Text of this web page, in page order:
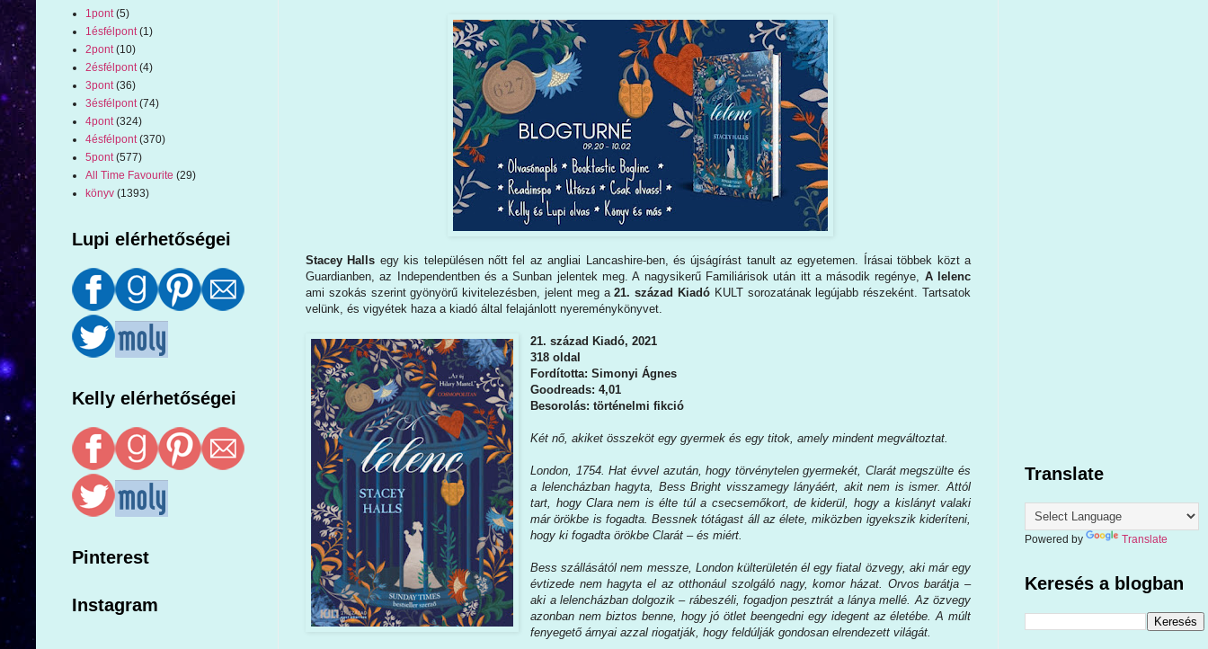
Stacey Halls egy kis településen nőtt fel az angliai Lancashire-ben, és újságírást tanult az egyetemen. Írásai többek közt a
Guardianben, az Independentben és a Sunban jelentek meg. A nagysikerű Familiárisok után itt a második regénye, A lelenc
ami szokás szerint gyönyörű kivitelezésben, jelent meg a21. század Kiadó KULT sorozatának legújabb részeként. Tartsatok
velünk, és vigyétek haza a kiadó által felajánlott nyereménykönyvet.
21. század Kiadó, 2021
318 oldal
Fordította: Simonyi Ágnes
Goodreads: 4,01
Besorolás: történelmi fikció
Két nő, akiket összeköt egy gyermek és egy titok, amely mindent megváltoztat.
London, 1754. Hat évvel azután, hogy törvénytelen gyermekét, Clarát megszülte és
a lelencházban hagyta, Bess Bright visszamegy lányáért, akit nem is ismer. Attól
tart, hogy Clara nem is élte túl a csecsemőkort, de kiderül, hogy a kislányt valaki
már örökbe is fogadta. Bessnek tótágast áll az élete, miközben igyekszik kideríteni,
hogy ki fogadta örökbe Clarát – és miért.
Bess szállásától nem messze, London külterületén él egy fiatal özvegy, aki már egy
évtizede nem hagyta el az otthonául szolgáló nagy, komor házat. Orvos barátja –
aki a lelencházban dolgozik – rábeszéli, fogadjon pesztrát a lánya mellé. Az özvegy
azonban nem biztos benne, hogy jó ötlet beengedni egy idegent az életébe. A múlt
fenyegető árnyai azzal riogatják, hogy feldúlják gondosan elrendezett világát.
1pont (5)
1ésfélpont (1)
2pont (10)
2ésfélpont (4)
3pont (36)
3ésfélpont (74)
4pont (324)
4ésfélpont (370)
5pont (577)
All Time Favourite (29)
könyv (1393)
Lupi elérhetőségei
Kelly elérhetőségei
Pinterest
Instagram
Translate
Powered by Translate
Keresés a blogban